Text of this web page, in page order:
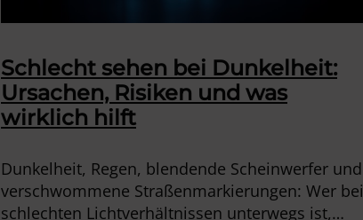
Schlecht sehen bei Dunkelheit:
Ursachen, Risiken und was
wirklich hilft
Dunkelheit, Regen, blendende Scheinwerfer und
verschwommene Straßenmarkierungen: Wer bei
schlechten Lichtverhältnissen unterwegs ist,